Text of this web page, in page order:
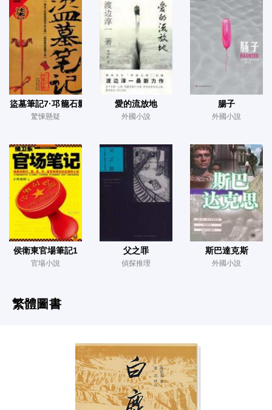
盜墓筆記7·邛籠石影
驚悚懸疑
愛的流放地
外國小說
腸子
外國小說
侯衛東官場筆記1
官場小說
父之罪
偵探推理
斯巴達克斯
外國小說
繁體圖書